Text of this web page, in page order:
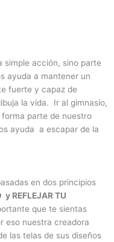
simple acción, sino parte
ayuda a mantener un
fuerte y capaz de
la vida. Ir al gimnasio,
parte de nuestro
ayuda a escapar de la
en dos principios
y REFLEJAR TU
que te sientas
eso nuestra creadora
las telas de sus diseños